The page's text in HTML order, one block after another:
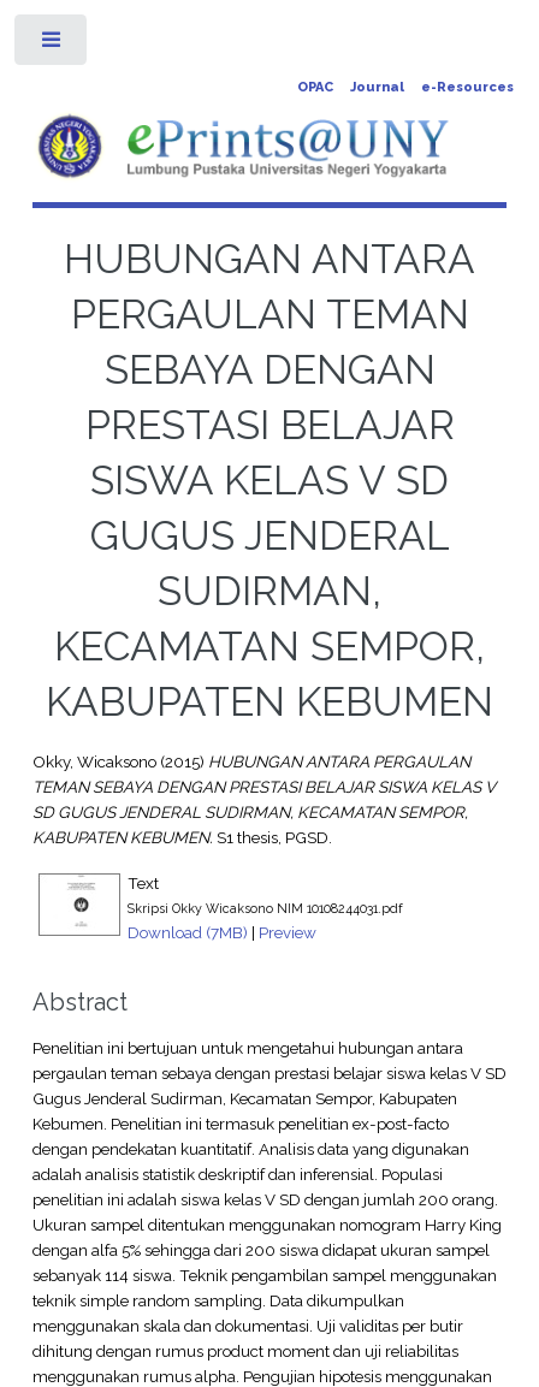
OPAC Journal e-Resources
HUBUNGAN ANTARA
PERGAULAN TEMAN
SEBAYA DENGAN
PRESTASI BELAJAR
SISWA KELAS V SD
GUGUS JENDERAL
SUDIRMAN,
KECAMATAN SEMPOR,
KABUPATEN KEBUMEN
Okky, Wicaksono(2015) HUBUNGAN ANTARA PERGAULAN
TEMAN SEBAYA DENGAN PRESTASI BELAJAR SISWA KELAS V
SD GUGUS JENDERAL SUDIRMAN, KECAMATAN SEMPOR,
KABUPATEN KEBUMEN. S1 thesis, PGSD.
Text
Skripsi Okky Wicaksono NIM 10108244031.pdf
Download (7MB) | Preview
Abstract
Penelitian ini bertujuan untuk mengetahui hubungan antara
pergaulan teman sebaya dengan prestasi belajar siswa kelas V SD
Gugus Jenderal Sudirman, Kecamatan Sempor, Kabupaten
Kebumen. Penelitian ini termasuk penelitian ex-post-facto
dengan pendekatan kuantitatif. Analisis data yang digunakan
adalah analisis statistik deskriptif dan inferensial. Populasi
penelitian ini adalah siswa kelas V SD dengan jumlah 200 orang.
Ukuran sampel ditentukan menggunakan nomogram Harry King
dengan alfa 5% sehingga dari 200 siswa didapat ukuran sampel
sebanyak 114 siswa. Teknik pengambilan sampel menggunakan
teknik simple random sampling. Data dikumpulkan
menggunakan skala dan dokumentasi. Uji validitas per butir
dihitung dengan rumus product moment dan uji reliabilitas
menggunakan rumus alpha. Pengujian hipotesis menggunakan